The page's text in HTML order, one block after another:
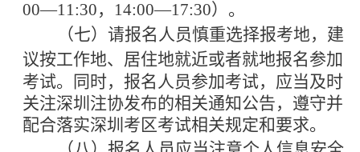
00—11:30，14:00—17:30）。
（七）请报名人员慎重选择报考地，建
议按工作地、居住地就近或者就地报名参加
考试。同时，报名人员参加考试， 应当及时
关注深圳注协发布的相关通知公告，遵守并
配合落实深圳考区考试相关规定和要求。